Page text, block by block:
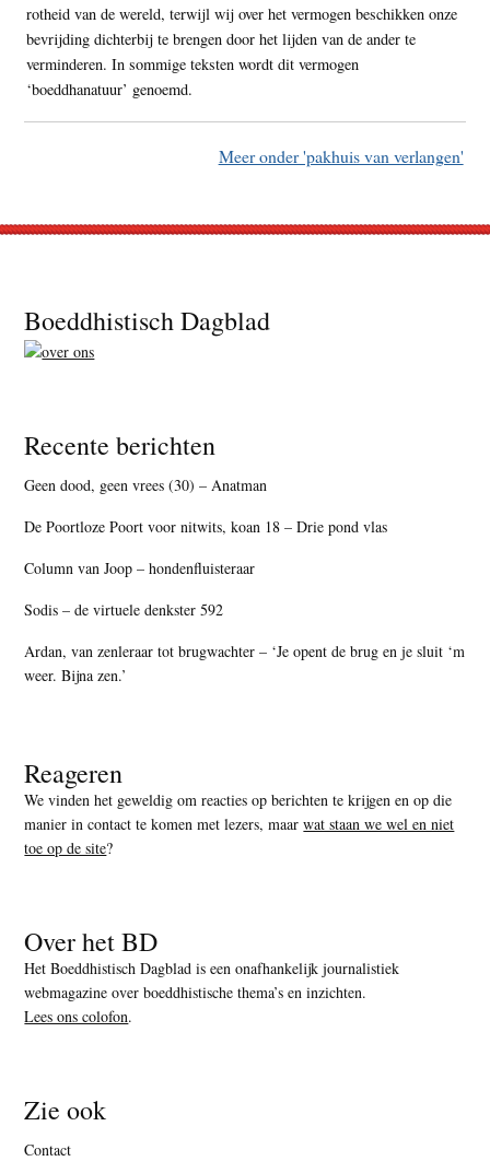
rotheid van de wereld, terwijl wij over het vermogen beschikken onze
bevrijding dichterbij te brengen door het lijden van de ander te
verminderen. In sommige teksten wordt dit vermogen
‘boeddhanatuur’ genoemd.
Meer onder 'pakhuis van verlangen'
Footer
Boeddhistisch Dagblad
Recente berichten
Geen dood, geen vrees (30) – Anatman
De Poortloze Poort voor nitwits, koan 18 – Drie pond vlas
Column van Joop – hondenfluisteraar
Sodis – de virtuele denkster 592
Ardan, van zenleraar tot brugwachter – ‘Je opent de brug en je sluit ‘m
weer. Bijna zen.’
Reageren
We vinden het geweldig om reacties op berichten te krijgen en op die
manier in contact te komen met lezers, maarwat staan we wel en niet
toe op de site?
Over het BD
Het Boeddhistisch Dagblad is een onafhankelijk journalistiek
webmagazine over boeddhistische thema’s en inzichten.
Lees ons colofon.
Zie ook
Contact